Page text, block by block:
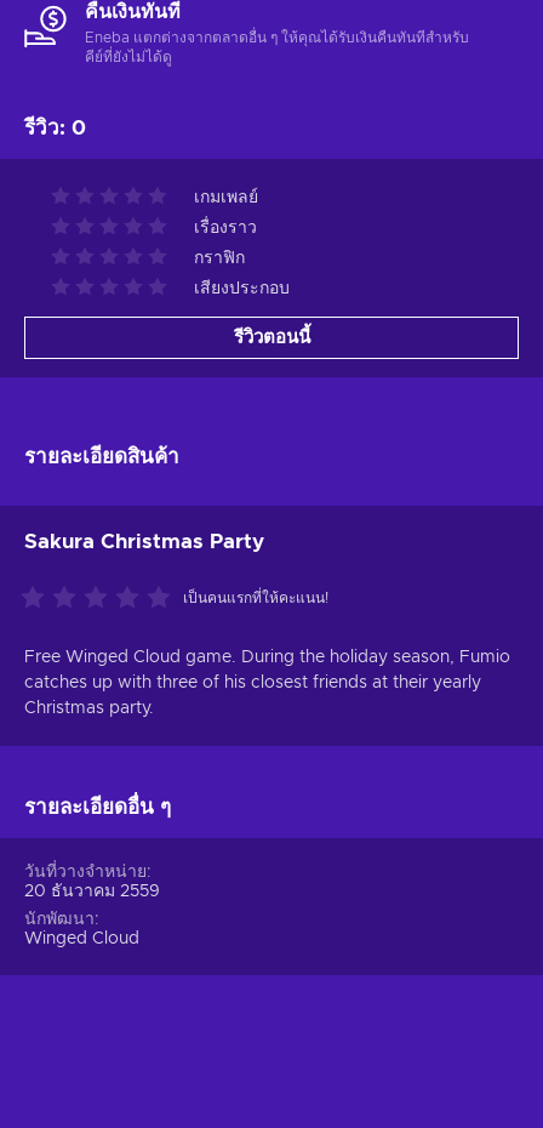
คืนเงินทันที
Eneba แตกต่างจากตลาดอื่น ๆ ให้คุณได้รับเงินคืนทันทีสําหรับ
คีย์ที่ยังไม่ได้ดู
รีวิว: 0
เกมเพลย์
เรื่องราว
กราฟิก
เสียงประกอบ
รีวิวตอนนี้
รายละเอียดสินค้า
Sakura Christmas Party
เป็นคนแรกที่ให้คะแนน!
Free Winged Cloud game. During the holiday season, Fumio
catches up with three of his closest friends at their yearly
Christmas party.
รายละเอียดอื่น ๆ
วันที่วางจำหน่าย
20 ธันวาคม 2559
นักพัฒนา
Winged Cloud